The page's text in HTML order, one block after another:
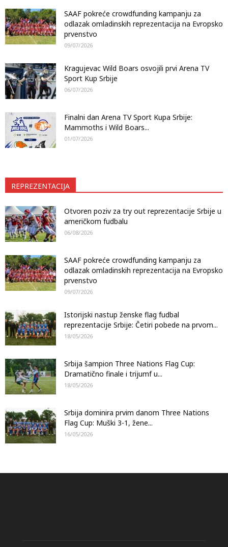
SAAF pokreće crowdfunding kampanju za
odlazak omladinskih reprezentacija na Evropsko
prvenstvo
09/07/2026
Kragujevac Wild Boars osvojili prvi Arena TV
Sport Kup Srbije
06/07/2026
Finalni dan Arena TV Sport Kupa Srbije:
Mammoths i Wild Boars...
01/07/2026
REPREZENTACIJA
Otvoren poziv za try out reprezentacije Srbije u
američkom fudbalu
06/08/2026
SAAF pokreće crowdfunding kampanju za
odlazak omladinskih reprezentacija na Evropsko
prvenstvo
09/07/2026
Istorijski nastup ženske flag fudbal
reprezentacije Srbije: Četiri pobede na prvom...
18/05/2026
Srbija šampion Three Nations Flag Cup:
Dramatično finale i trijumf u...
18/05/2026
Srbija dominira prvim danom Three Nations
Flag Cup: Muški 3-1, žene...
16/05/2026